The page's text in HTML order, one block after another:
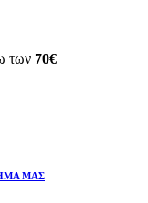
των 70€
ΜΑΣ